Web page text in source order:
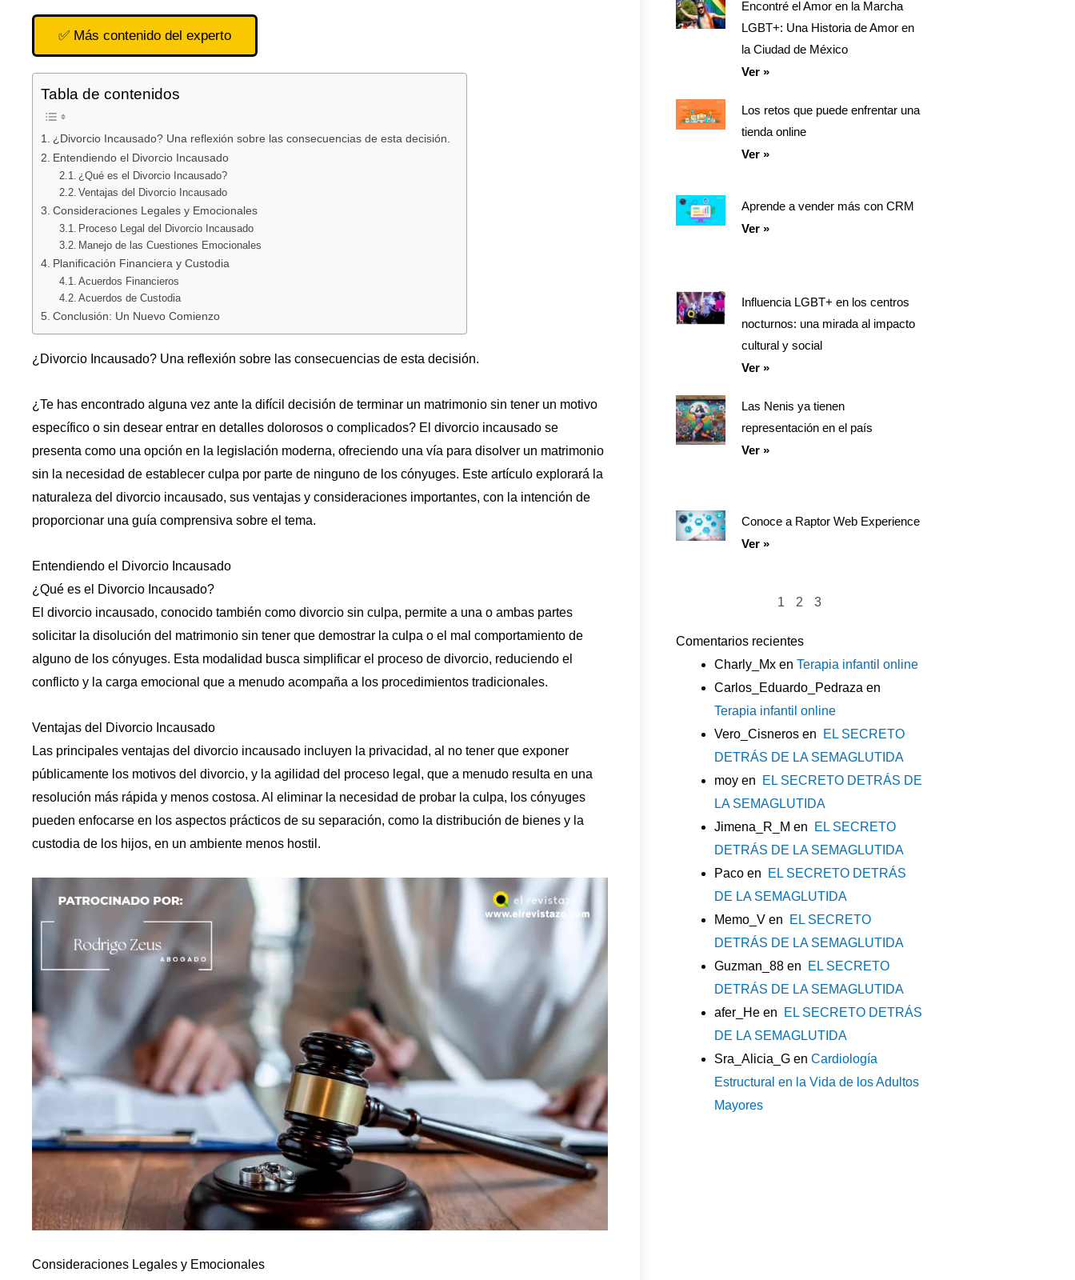
✅ Más contenido del experto
Tabla de contenidos
¿Divorcio Incausado? Una reflexión sobre las consecuencias de esta decisión.
Entendiendo el Divorcio Incausado
¿Qué es el Divorcio Incausado?
Ventajas del Divorcio Incausado
Consideraciones Legales y Emocionales
Proceso Legal del Divorcio Incausado
Manejo de las Cuestiones Emocionales
Planificación Financiera y Custodia
Acuerdos Financieros
Acuerdos de Custodia
Conclusión: Un Nuevo Comienzo
¿Divorcio Incausado? Una reflexión sobre las consecuencias de esta decisión.
¿Te has encontrado alguna vez ante la difícil decisión de terminar un matrimonio sin tener un motivo
específico o sin desear entrar en detalles dolorosos o complicados? El divorcio incausado se
presenta como una opción en la legislación moderna, ofreciendo una vía para disolver un matrimonio
sin la necesidad de establecer culpa por parte de ninguno de los cónyuges. Este artículo explorará la
naturaleza del divorcio incausado, sus ventajas y consideraciones importantes, con la intención de
proporcionar una guía comprensiva sobre el tema.
Entendiendo el Divorcio Incausado
¿Qué es el Divorcio Incausado?
El divorcio incausado, conocido también como divorcio sin culpa, permite a una o ambas partes
solicitar la disolución del matrimonio sin tener que demostrar la culpa o el mal comportamiento de
alguno de los cónyuges. Esta modalidad busca simplificar el proceso de divorcio, reduciendo el
conflicto y la carga emocional que a menudo acompaña a los procedimientos tradicionales.
Ventajas del Divorcio Incausado
Las principales ventajas del divorcio incausado incluyen la privacidad, al no tener que exponer
públicamente los motivos del divorcio, y la agilidad del proceso legal, que a menudo resulta en una
resolución más rápida y menos costosa. Al eliminar la necesidad de probar la culpa, los cónyuges
pueden enfocarse en los aspectos prácticos de su separación, como la distribución de bienes y la
custodia de los hijos, en un ambiente menos hostil.
Consideraciones Legales y Emocionales
Encontré el Amor en la Marcha
LGBT+: Una Historia de Amor en
la Ciudad de México
Ver »
Los retos que puede enfrentar una
tienda online
Ver »
Aprende a vender más con CRM
Ver »
Influencia LGBT+ en los centros
nocturnos: una mirada al impacto
cultural y social
Ver »
Las Nenis ya tienen
representación en el país
Ver »
Conoce a Raptor Web Experience
Ver »
1 2 3
Comentarios recientes
Charly_Mxen Terapia infantil online
Carlos_Eduardo_Pedraza en
Terapia infantil online
Vero_Cisnerosen
EL SECRETO
DETRÁS DE LA SEMAGLUTIDA
moyen
EL SECRETO DETRÁS DE
LA SEMAGLUTIDA
Jimena_R_M en
EL SECRETO
DETRÁS DE LA SEMAGLUTIDA
Pacoen
EL SECRETO DETRÁS
DE LA SEMAGLUTIDA
Memo_Ven
EL SECRETO
DETRÁS DE LA SEMAGLUTIDA
Guzman_88en
EL SECRETO
DETRÁS DE LA SEMAGLUTIDA
afer_Heen
EL SECRETO DETRÁS
DE LA SEMAGLUTIDA
Sra_Alicia_Gen Cardiología
Estructural en la Vida de los Adultos
Mayores